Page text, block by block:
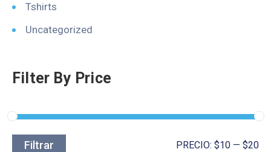
Tshirts
Uncategorized
Filter By Price
Filtrar PRECIO: $10 — $20